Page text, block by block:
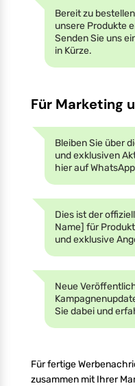
Bereit zu
unsere Produkte
Senden Sie uns
in Kürze.
Für Marketing
Bleiben Sie über
und exklusiven
hier auf
Dies ist der
Name] für
und exklusive
Neue
Sie dabei und
Für fertige
zusammen mit Ihrer